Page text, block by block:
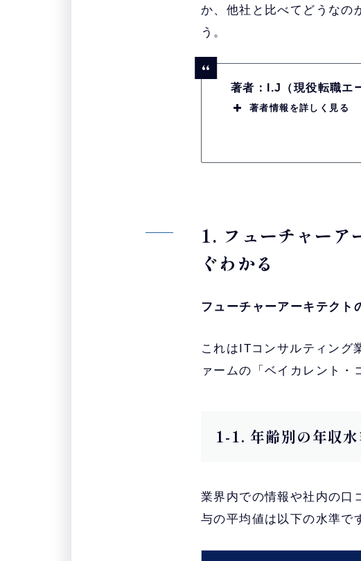
か、他社と比べてどうなの
う。
著者：I.J（現役転職エ
著者情報を詳しく見る
1. フューチャーア
ぐわかる
フューチャーアーキテクト
これはITコンサルティング
ァームの「ベイカレント・
1-1. 年齢別の年収
業界内での情報や社内の口
与の平均値は以下の水準で